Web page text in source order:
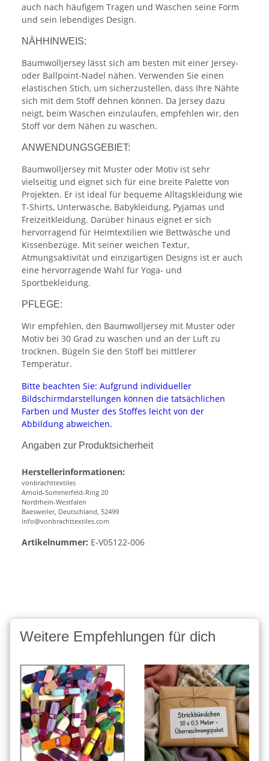
auch nach häufigem Tragen und Waschen seine Form
und sein lebendiges Design.
NÄHHINWEIS:
Baumwolljersey lässt sich am besten mit einer Jersey-
oder Ballpoint-Nadel nähen. Verwenden Sie einen
elastischen Stich, um sicherzustellen, dass Ihre Nähte
sich mit dem Stoff dehnen können. Da Jersey dazu
neigt, beim Waschen einzulaufen, empfehlen wir, den
Stoff vor dem Nähen zu waschen.
ANWENDUNGSGEBIET:
Baumwolljersey mit Muster oder Motiv ist sehr
vielseitig und eignet sich für eine breite Palette von
Projekten. Er ist ideal für bequeme Alltagskleidung wie
T-Shirts, Unterwäsche, Babykleidung, Pyjamas und
Freizeitkleidung. Darüber hinaus eignet er sich
hervorragend für Heimtextilien wie Bettwäsche und
Kissenbezüge. Mit seiner weichen Textur,
Atmungsaktivität und einzigartigen Designs ist er auch
eine hervorragende Wahl für Yoga- und
Sportbekleidung.
PFLEGE:
Wir empfehlen, den Baumwolljersey mit Muster oder
Motiv bei 30 Grad zu waschen und an der Luft zu
trocknen. Bügeln Sie den Stoff bei mittlerer
Temperatur.
Bitte beachten Sie: Aufgrund individueller
Bildschirmdarstellungen können die tatsächlichen
Farben und Muster des Stoffes leicht von der
Abbildung abweichen.
Angaben zur Produktsicherheit
Herstellerinformationen:
vonbrachttextiles
Arnold-Sommerfeld-Ring 20
Nordrhein-Westfalen
Baesweiler, Deutschland, 52499
info@vonbrachttextiles.com
Artikelnummer: E-V05122-006
Weitere Empfehlungen für dich